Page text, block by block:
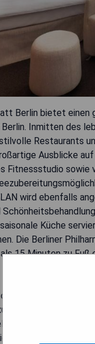
Berlin bietet einen
Inmitten des
Restaurants
Ausblicke
Fitnessstudio
wird ebenfalls
Küche
Die Berliner
15 Minuten zu Fuß
Dachterrasse
Spa &
Küche